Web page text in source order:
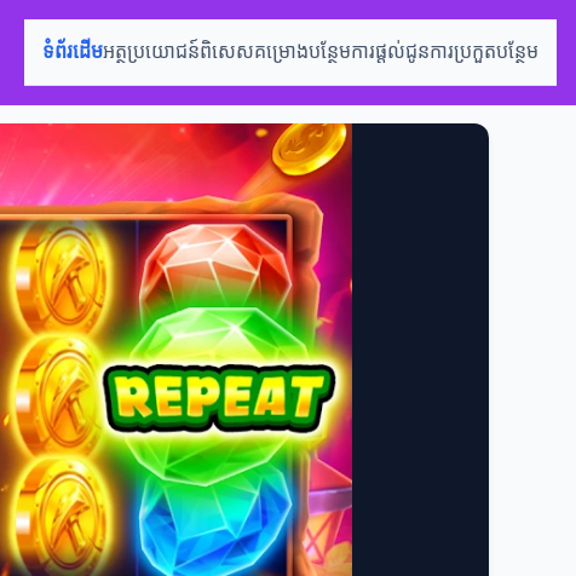
ទំព័រដើមអត្ថប្រយោជន៍ពិសេសគម្រោងបន្ថែមការផ្តល់ជូនការប្រកួតបន្ថែម